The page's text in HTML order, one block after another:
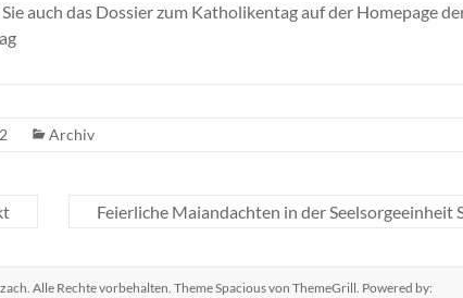
auch das Dossier zum Katholikentag auf der Homepage
Archiv
Feierliche Maiandachten in der Seelsorgeeinheit
. Alle Rechte vorbehalten. ThemeSpaciousvon ThemeGrill. Powered by: